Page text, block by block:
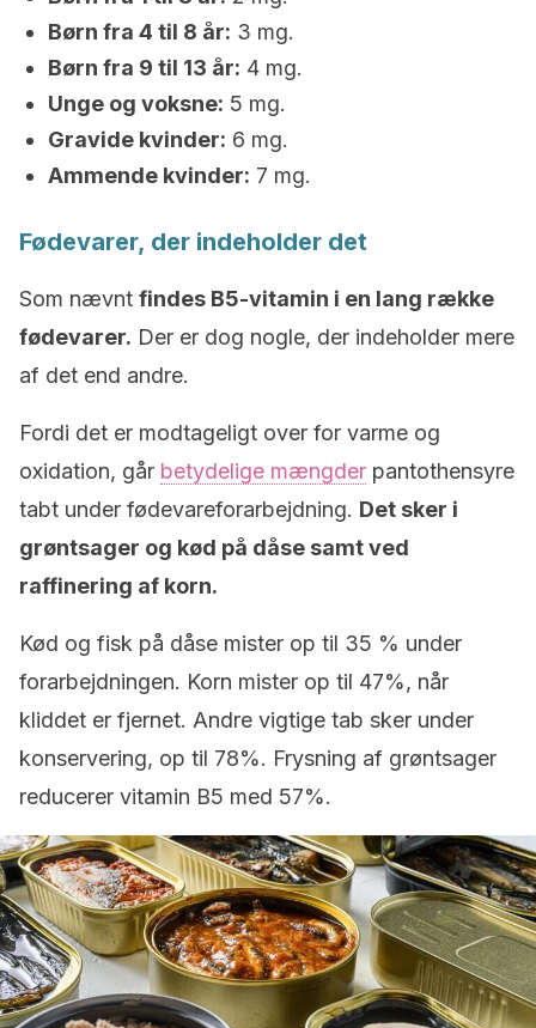
Børn fra 4 til 8 år: 3 mg.
Børn fra 9 til 13 år: 4 mg.
Unge og voksne: 5 mg.
Gravide kvinder: 6 mg.
Ammende kvinder: 7 mg.
Fødevarer, der indeholder det
Som nævnt findes B5-vitamin i en lang række
fødevarer. Der er dog nogle, der indeholder mere
af det end andre.
Fordi det er modtageligt over for varme og
oxidation, går betydelige mængder pantothensyre
tabt under fødevareforarbejdning. Det sker i
grøntsager og kød på dåse samt ved
raffinering af korn.
Kød og fisk på dåse mister op til 35 % under
forarbejdningen. Korn mister op til 47%, når
kliddet er fjernet. Andre vigtige tab sker under
konservering, op til 78%. Frysning af grøntsager
reducerer vitamin B5 med 57%.